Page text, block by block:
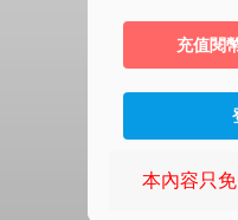
充值閱
本內容只